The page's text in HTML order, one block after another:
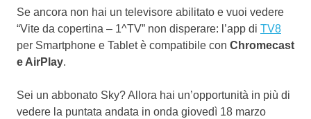
Se ancora non hai un televisore abilitato e vuoi vedere
“Vite da copertina – 1^TV” non disperare: l’app di TV8
per Smartphone e Tablet è compatibile con Chromecast
e AirPlay.
Sei un abbonato Sky? Allora hai un’opportunità in più di
vedere la puntata andata in onda giovedì 18 marzo